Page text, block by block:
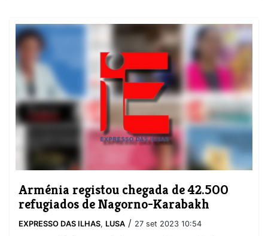
Arménia registou chegada de 42.500
refugiados de Nagorno-Karabakh
EXPRESSO DAS ILHAS, LUSA / 27 set 2023 10:54